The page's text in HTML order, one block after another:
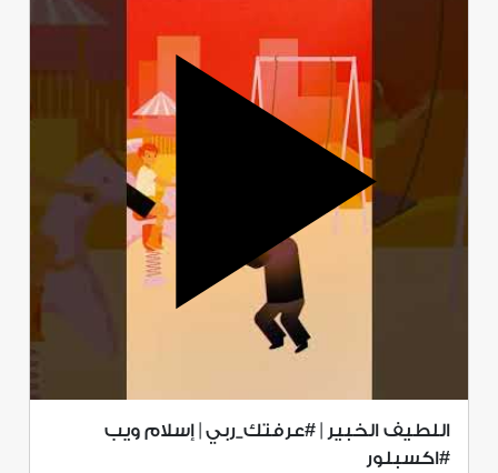
اللطيف الخبير | #عرفتك_ربي | إسلام ويب
#اكسبلور